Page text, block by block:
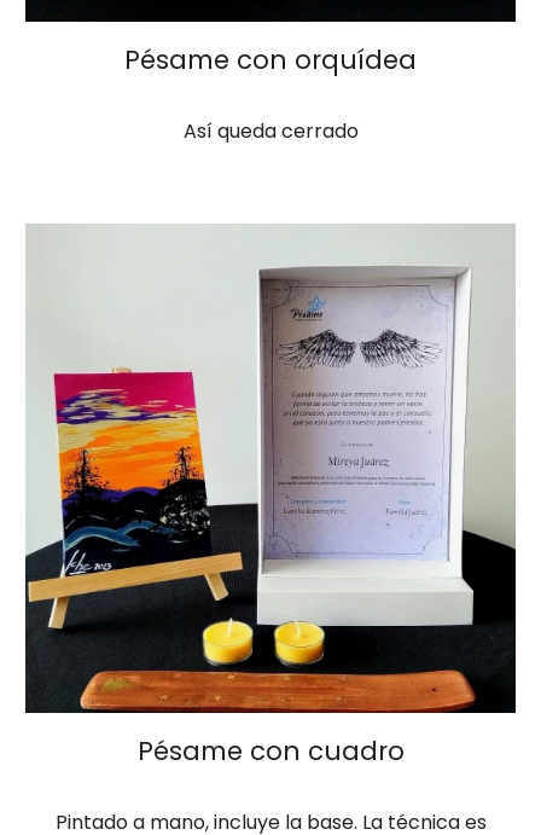
Pésame con orquídea
Así queda cerrado
Pésame con cuadro
Pintado a mano, incluye la base. La técnica es